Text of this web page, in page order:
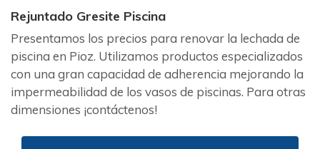
Rejuntado Gresite Piscina
Presentamos los precios para renovar la lechada de
piscina en Pioz. Utilizamos productos especializados
con una gran capacidad de adherencia mejorando la
impermeabilidad de los vasos de piscinas. Para otras
dimensiones ¡contáctenos!